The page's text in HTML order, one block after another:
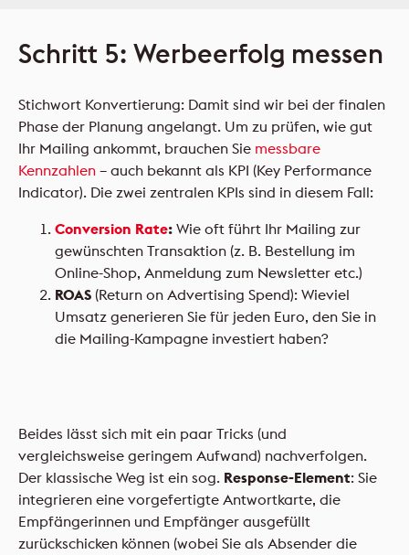
Schritt 5: Werbeerfolg messen
Stichwort Konvertierung: Damit sind wir bei der finalen
Phase der Planung angelangt. Um zu prüfen, wie gut
Ihr Mailing ankommt, brauchen Sie messbare
Kennzahlen – auch bekannt als KPI (Key Performance
Indicator). Die zwei zentralen KPIs sind in diesem Fall:
Conversion Rate: Wie oft führt Ihr Mailing zur
gewünschten Transaktion (z. B. Bestellung im
Online-Shop, Anmeldung zum Newsletter etc.)
ROAS (Return on Advertising Spend): Wieviel
Umsatz generieren Sie für jeden Euro, den Sie in
die Mailing-Kampagne investiert haben?
Beides lässt sich mit ein paar Tricks (und
vergleichsweise geringem Aufwand) nachverfolgen.
Der klassische Weg ist ein sog. Response-Element: Sie
integrieren eine vorgefertigte Antwortkarte, die
Empfängerinnen und Empfänger ausgefüllt
zurückschicken können (wobei Sie als Absender die